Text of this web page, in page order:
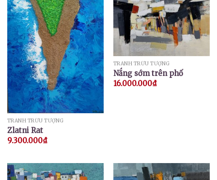
TRANH TRỪU TƯỢNG
Zlatni Rat
9.300.000₫
TRANH TRỪU TƯỢNG
Nắng sớm trên phố
16.000.000₫